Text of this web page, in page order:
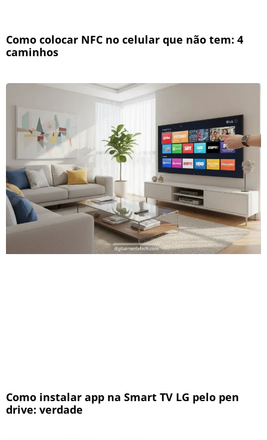
Como colocar NFC no celular que não tem: 4
caminhos
Como instalar app na Smart TV LG pelo pen
drive: verdade